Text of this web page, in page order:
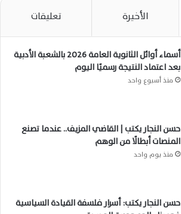
الأخيرة تعليقات
أسماء أوائل الثانوية العامة 2026 بالشعبة الأدبية
بعد اعتماد النتيجة رسميًا اليوم
منذ أسبوع واحد
حسن النجار يكتب | القاضي المزيف.. عندما تصنع
المنصات أبطالًا من الوهم
منذ يوم واحد
حسن النجار يكتب: أسرار فلسفة القيادة السياسية